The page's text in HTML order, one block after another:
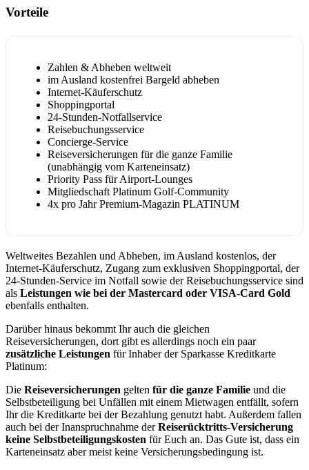
Vorteile
Zahlen & Abheben weltweit
im Ausland kostenfrei Bargeld abheben
Internet-Käuferschutz
Shoppingportal
24-Stunden-Notfallservice
Reisebuchungsservice
Concierge-Service
Reiseversicherungen für die ganze Familie
(unabhängig vom Karteneinsatz)
Priority Pass für Airport-Lounges
Mitgliedschaft Platinum Golf-Community
4x pro Jahr Premium-Magazin PLATINUM
Weltweites Bezahlen und Abheben, im Ausland kostenlos, der
Internet-Käuferschutz, Zugang zum exklusiven Shoppingportal, der
24-Stunden-Service im Notfall sowie der Reisebuchungsservice sind
als Leistungen wie bei der Mastercard oder VISA-Card Gold
ebenfalls enthalten.
Darüber hinaus bekommt Ihr auch die gleichen
Reiseversicherungen, dort gibt es allerdings noch ein paar
zusätzliche Leistungen für Inhaber der Sparkasse Kreditkarte
Platinum:
Die Reiseversicherungen gelten für die ganze Familie und die
Selbstbeteiligung bei Unfällen mit einem Mietwagen entfällt, sofern
Ihr die Kreditkarte bei der Bezahlung genutzt habt. Außerdem fallen
auch bei der Inanspruchnahme derReiserücktritts-Versicherung
keine Selbstbeteiligungskosten für Euch an. Das Gute ist, dass ein
Karteneinsatz aber meist keine Versicherungsbedingung ist.